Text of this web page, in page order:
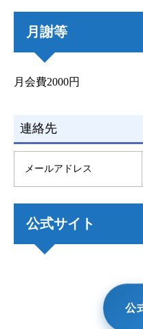
月謝等
月会費2000円
連絡先
メールアドレス
公式サイト
公